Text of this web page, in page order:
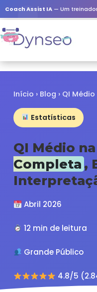
Coach Assist IA — Um treinador vocal
Início › Blog › QI Médio
Estatísticas
QI Médio
Completa ,
Abril 2026
12 min de leitura
Grande Público
4.8/5